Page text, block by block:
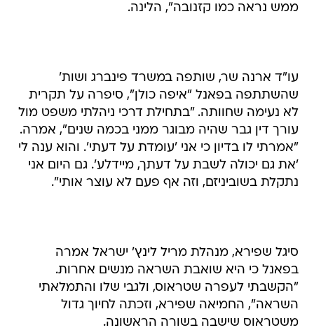
ממש נראה כמו קזנובה", הלינה.
עו"ד ארנה שר, שותפה במשרד פינברג ושות'
שהשתתפה בפאנל "איפה כולן", סיפרה על תקרית
לא נעימה שחוותה. "בתחילת דרכי ניהלתי משפט מול
עורך דין גבר שהיה מבוגר ממני בכמה שנים", אמרה.
"אמרתי לו בדיון כי אני 'עומדת על דעתי'. והוא ענה לי
'את גם יכולה לשבת על דעתך, מיידלע'. גם היום אני
נתקלת בשוביניזם, וזה אף פעם לא עוצר אותי".
סיגל שפירא, מנהלת מריל לינץ' ישראל אמרה
בפאנל כי היא שואבת השראה מנשים אחרות.
"הקשבתי לעפרה שטראוס, ולגבי שלו והתמלאתי
השראה", החמיאה שפירא, וזכתה לחיוך גדול
משטראוס שישבה בשורה הראשונה.